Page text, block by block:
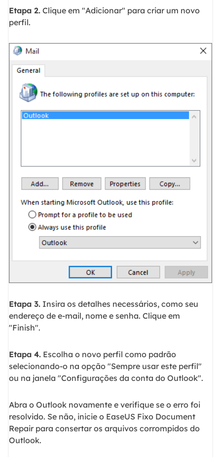
Etapa 2.Clique em "Adicionar" para criar um novo
perfil.
Etapa 3.Insira os detalhes necessários, como seu
endereço de e-mail, nome e senha. Clique em
"Finish".
Etapa 4.Escolha o novo perfil como padrão
selecionando-o na opção "Sempre usar este perfil"
ou na janela "Configurações da conta do Outlook".
Abra o Outlook novamente e verifique se o erro foi
resolvido. Se não, inicie o EaseUS Fixo Document
Repair para consertar os arquivos corrompidos do
Outlook.